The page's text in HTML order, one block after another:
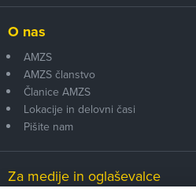
O nas
AMZS
AMZS članstvo
Članice AMZS
Lokacije in delovni časi
Pišite nam
Za medije in oglaševalce